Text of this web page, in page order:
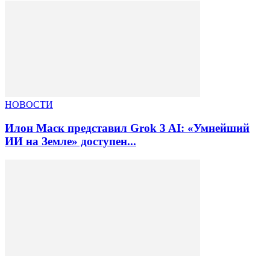
НОВОСТИ
Илон Маск представил Grok 3 AI: «Умнейший
ИИ на Земле» доступен...